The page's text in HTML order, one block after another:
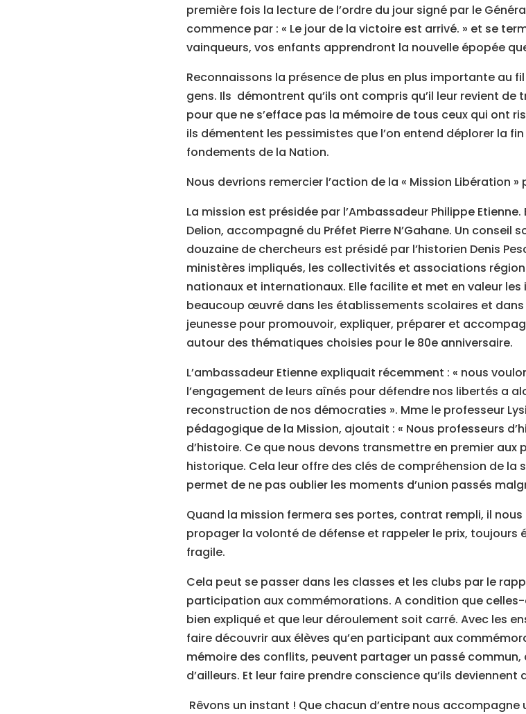
première fois la lecture de l’ordre du jour signé par le
commence par : « Le jour de la victoire est arrivé. » et se
vainqueurs, vos enfants apprendront la nouvelle épopée
Reconnaissons la présence de plus en plus importante au
gens. Ils démontrent qu’ils ont compris qu’il leur revient
pour que ne s’efface pas la mémoire de tous ceux qui ont
ils démentent les pessimistes que l’on entend déplorer la
fondements de la Nation.
Nous devrions remercier l’action de la « Mission Libération
La mission est présidée par l’Ambassadeur Philippe
Delion, accompagné du Préfet Pierre N’Gahane. Un conseil
douzaine de chercheurs est présidé par l’historien Denis
ministères impliqués, les collectivités et associations
nationaux et internationaux. Elle facilite et met en valeur les
beaucoup œuvré dans les établissements scolaires et
jeunesse pour promouvoir, expliquer, préparer et
autour des thématiques choisies pour le 80e anniversaire.
L’ambassadeur Etienne expliquait récemment : « nous
l’engagement de leurs aînés pour défendre nos libertés a
reconstruction de nos démocraties ». Mme le professeur
pédagogique de la Mission, ajoutait : « Nous professeurs
d’histoire. Ce que nous devons transmettre en premier aux
historique. Cela leur offre des clés de compréhension de
permet de ne pas oublier les moments d’union passés
Quand la mission fermera ses portes, contrat rempli, il
propager la volonté de défense et rappeler le prix, toujours
fragile.
Cela peut se passer dans les classes et les clubs par le
participation aux commémorations. A condition que
bien expliqué et que leur déroulement soit carré. Avec les
faire découvrir aux élèves qu’en participant aux
mémoire des conflits, peuvent partager un passé commun,
d’ailleurs. Et leur faire prendre conscience qu’ils deviennent
Rêvons un instant ! Que chacun d’entre nous